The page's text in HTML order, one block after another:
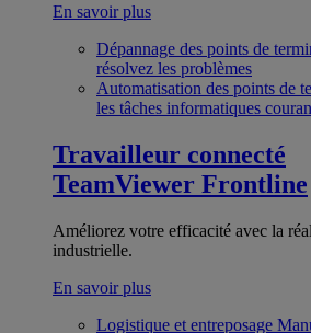
En savoir plus
Dépannage des points de
résolvez les problèmes
Automatisation des points de
les tâches informatiques
Travailleur connecté
TeamViewer Frontline
Améliorez votre efficacité avec la
industrielle.
En savoir plus
Logistique et entreposage